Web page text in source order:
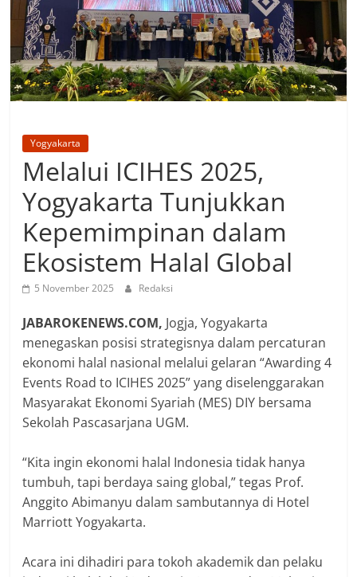
Yogyakarta
Melalui ICIHES 2025,
Yogyakarta Tunjukkan
Kepemimpinan dalam
Ekosistem Halal Global
5 November 2025 Redaksi
JABAROKENEWS.COM, Jogja, Yogyakarta
menegaskan posisi strategisnya dalam percaturan
ekonomi halal nasional melalui gelaran “Awarding 4
Events Road to ICIHES 2025” yang diselenggarakan
Masyarakat Ekonomi Syariah (MES) DIY bersama
Sekolah Pascasarjana UGM.
‎“Kita ingin ekonomi halal Indonesia tidak hanya
tumbuh, tapi berdaya saing global,” tegas Prof.
Anggito Abimanyu dalam sambutannya di Hotel
Marriott Yogyakarta.
‎Acara ini dihadiri para tokoh akademik dan pelaku